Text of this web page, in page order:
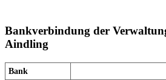
Bankverbindung der
Aindling
Bank